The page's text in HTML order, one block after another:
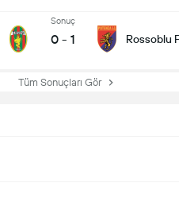
Sonuç
0 - 1 Rossoblu
Tüm Sonuçları Gör